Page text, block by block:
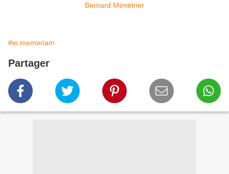
#in memoriam
Partager